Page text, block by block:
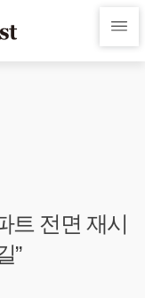
트 전면 재시
”